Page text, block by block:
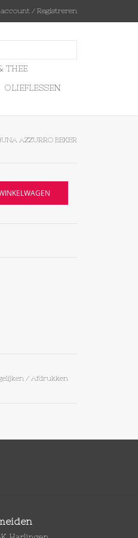
/ Registreren
THEE
OLIEFLESSEN
AZZURRO BEKER
/ Afdrukken